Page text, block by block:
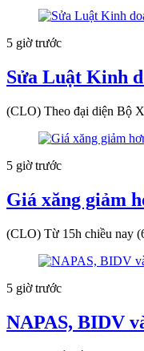
5 giờ trước
Sửa Luật Kinh
(CLO) Theo đại diện Bộ
5 giờ trước
Giá xăng giảm
(CLO) Từ 15h chiều nay
5 giờ trước
NAPAS, BIDV